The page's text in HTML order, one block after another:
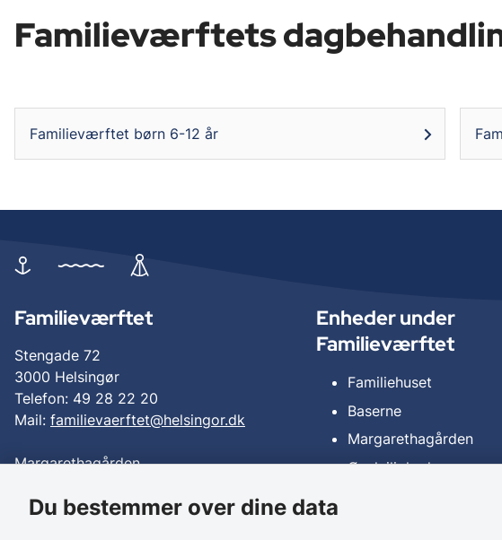
Familieværftets
Familieværftet børn 6-12 år
Familieværftet
Stengade 72
3000 Helsingør
Telefon: 49 28 22 20
Mail: familievaerftet@helsingor.dk
Margarethagården
Enheder under
Familieværftet
Familiehuset
Baserne
Margarethagården
Øvelejlighederne
Du bestemmer over dine data